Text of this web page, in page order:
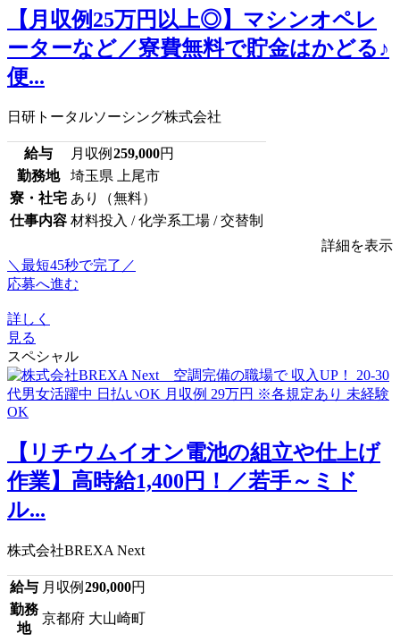
【月収例25万円以上◎】マシンオペレ
ーターなど／寮費無料で貯金はかどる♪
便...
日研トータルソーシング株式会社
給与 月収例 259,000円
勤務地
埼玉県 上尾市
寮・社宅 あり（無料）
仕事内容 材料投入 / 化学系工場 / 交替制
詳細を表示
＼最短45秒で完了／
応募へ進む
詳しく
見る
スペシャル
【リチウムイオン電池の組立や仕上げ
作業】高時給1,400円！／若手～ミド
ル...
株式会社BREXA Next
給与 月収例 290,000円
勤務
地
京都府 大山崎町